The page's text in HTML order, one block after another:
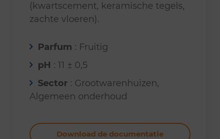
(kwartscement, keramische tegels,
zachte vloeren).
Parfum : Fruitig
pH : 11 ± 0,5
Sector : Grootwarenhuizen,
Algemeen onderhoud
Download de documentatie